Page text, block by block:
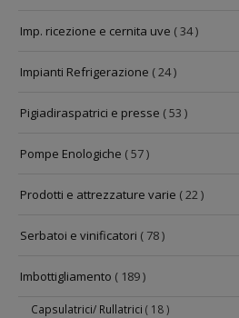
Imp. ricezione e cernita uve ( 34 )
Impianti Refrigerazione ( 24 )
Pigiadiraspatrici e presse ( 53 )
Pompe Enologiche ( 57 )
Prodotti e attrezzature varie ( 22 )
Serbatoi e vinificatori ( 78 )
Imbottigliamento ( 189 )
Capsulatrici/ Rullatrici ( 18 )